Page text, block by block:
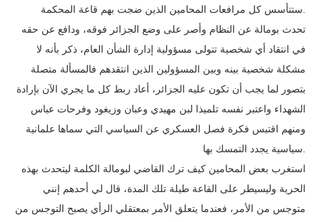
ستتأسس كل مرافعات المحامين الذين ضجت بهم قاعة المحكمة.
تحدث بومالة عن النظام وأصر على وضع الجزائر فوقه، ودافع عن حقه
في انتقاد أي شخصية تتولى مسؤولية إدارة الشأن العام، ذكر بأنه لا
مشكلة شخصية بينه وبين المسؤولين الذين انتقدهم فالمسألة متصلة
بتصور لما يجب أن تكون عليه الجزائر، أعاد ربط كل ما يجري الآن بإرادة
الشهداء واعتبر نفسه تلميذا لبن مهيدي وعبان وزيغود وفرحات عباس
ومنهم اقتبس فكرة فصل العسكري عن السياسي التي سماها علمانية
سياسية يجدد التمسك بها.
استغرب بعض المحامين كيف ترك القاضي لبومالة الكلمة ليتحدث بهذه
الحرية وليسيطر على القاعة طيلة تلك المدة، قال لي أحدهم إنني
متوجس من الأمر، فعندما يتعلق الأمر بمعتقلي الرأي يصبح التوجس من